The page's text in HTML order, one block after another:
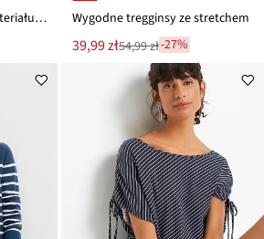
Bluzka ze strukturą z materiału Interlock z mieszanki bawełny Wygodne tregginsy ze stretchem
Nowa
cena
39,99 zł
Przeceniono
54,99 zł-27%